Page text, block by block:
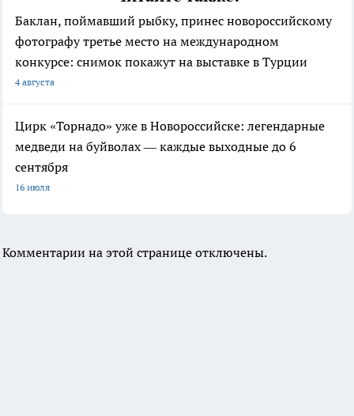
Баклан, поймавший рыбку, принес новороссийскому
фотографу третье место на международном
конкурсе: снимок покажут на выставке в Турции
4 августа
Цирк «Торнадо» уже в Новороссийске: легендарные
медведи на буйволах — каждые выходные до 6
сентября
16 июля
Комментарии на этой странице отключены.